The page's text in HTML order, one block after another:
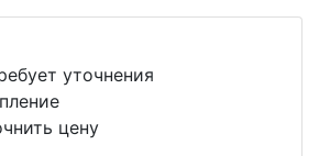
уточнения
цену